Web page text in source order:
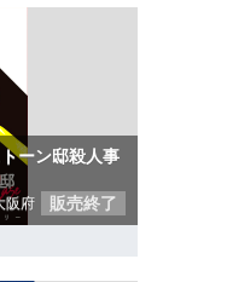
ーン邸殺人事
阪府 販売終了